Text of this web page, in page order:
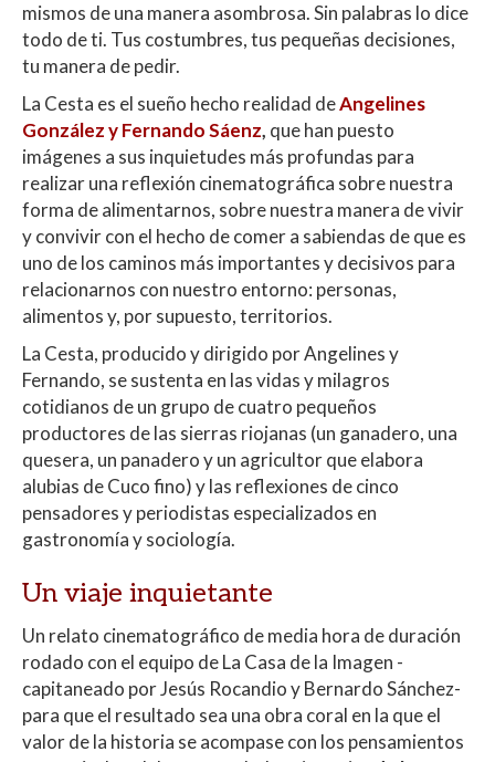
mismos de una manera asombrosa. Sin palabras lo dice
todo de ti. Tus costumbres, tus pequeñas decisiones,
tu manera de pedir.
La Cesta es el sueño hecho realidad deAngelines
González y Fernando Sáenz, que han puesto
imágenes a sus inquietudes más profundas para
realizar una reflexión cinematográfica sobre nuestra
forma de alimentarnos, sobre nuestra manera de vivir
y convivir con el hecho de comer a sabiendas de que es
uno de los caminos más importantes y decisivos para
relacionarnos con nuestro entorno: personas,
alimentos y, por supuesto, territorios.
La Cesta, producido y dirigido por Angelines y
Fernando, se sustenta en las vidas y milagros
cotidianos de un grupo de cuatro pequeños
productores de las sierras riojanas (un ganadero, una
quesera, un panadero y un agricultor que elabora
alubias de Cuco fino) y las reflexiones de cinco
pensadores y periodistas especializados en
gastronomía y sociología.
Un viaje inquietante
Un relato cinematográfico de media hora de duración
rodado con el equipo de La Casa de la Imagen -
capitaneado por Jesús Rocandio y Bernardo Sánchez-
para que el resultado sea una obra coral en la que el
valor de la historia se acompase con los pensamientos